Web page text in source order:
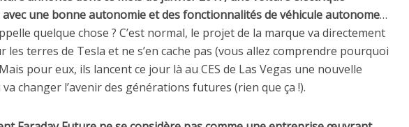
une bonne autonomie et des fonctionnalités de véhicule autonome…
quelque chose ? C’est normal, le projet de la marque va directement
les terres de Tesla et ne s’en cache pas (vous allez comprendre pourquoi
pour eux, ils lancent ce jour là au CES de Las Vegas une nouvelle
va changer l’avenir des générations futures (rien que ça !).